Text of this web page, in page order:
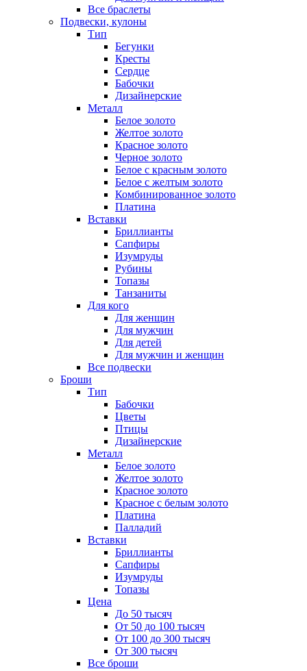
Все браслеты
Подвески, кулоны
Тип
Бегунки
Кресты
Сердце
Бабочки
Дизайнерские
Металл
Белое золото
Желтое золото
Красное золото
Черное золото
Белое с красным золото
Белое с желтым золото
Комбинированное золото
Платина
Вставки
Бриллианты
Сапфиры
Изумруды
Рубины
Топазы
Танзаниты
Для кого
Для женщин
Для мужчин
Для детей
Для мужчин и женщин
Все подвески
Броши
Тип
Бабочки
Цветы
Птицы
Дизайнерские
Металл
Белое золото
Желтое золото
Красное золото
Красное с белым золото
Платина
Палладий
Вставки
Бриллианты
Сапфиры
Изумруды
Топазы
Цена
До 50 тысяч
От 50 до 100 тысяч
От 100 до 300 тысяч
От 300 тысяч
Все броши